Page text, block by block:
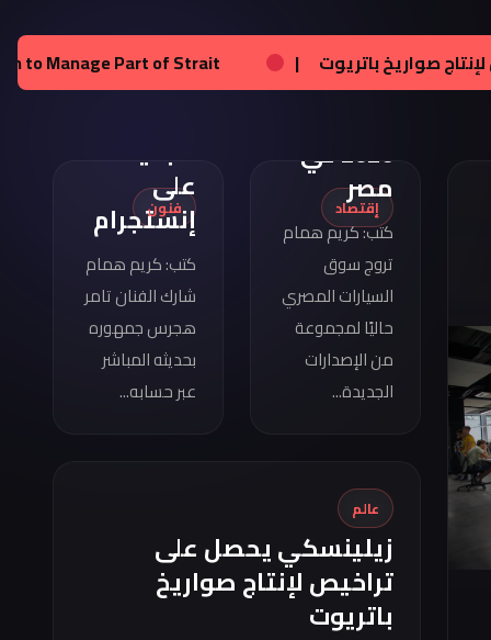
| عالم:زيلينسكي يحصل على تراخيص لإنتاج صواريخ
إقتصاد
مواصفات
كوبرا
2026 في
مصر
كتب: كريم همام
تروج سوق
السيارات المصري
حاليًا لمجموعة
من الإصدارات
الجديدة...
فنون
هجرس
يشارك
الجديدة
على
إنستجرام
كتب: كريم همام
شارك الفنان تامر
هجرس جمهوره
بحديثه المباشر
عبر حسابه...
عالم
زيلينسكي يحصل على
تراخيص لإنتاج صواريخ
باتريوت